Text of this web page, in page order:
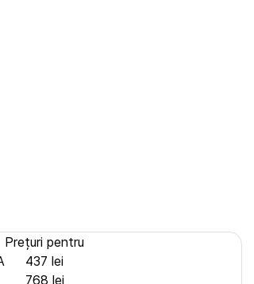
Prețuri pentru
437 lei
768 lei